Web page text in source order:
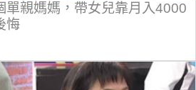
單親媽媽，帶女兒靠月入4000
悔